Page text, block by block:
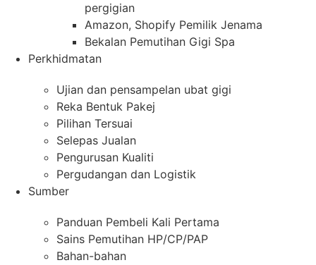
pergigian
Amazon, Shopify Pemilik Jenama
Bekalan Pemutihan Gigi Spa
Perkhidmatan
Ujian dan pensampelan ubat gigi
Reka Bentuk Pakej
Pilihan Tersuai
Selepas Jualan
Pengurusan Kualiti
Pergudangan dan Logistik
Sumber
Panduan Pembeli Kali Pertama
Sains Pemutihan HP/CP/PAP
Bahan-bahan